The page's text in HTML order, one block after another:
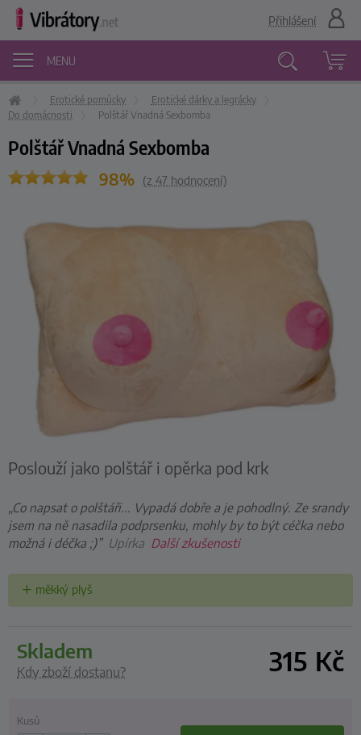
MENU
Přihlášení
Erotické pomůcky
Erotické dárky a legrácky
Do domácnosti
Polštář Vnadná Sexbomba
Polštář Vnadná Sexbomba
98% (z 47 hodnocení)
Poslouží jako polštář i opěrka pod krk
„Co napsat o polštáři... Vypadá dobře a je pohodlný. Ze srandy
jsem na ně nasadila podprsenku, mohly by to být céčka nebo
možná i déčka ;)” Upírka Další zkušenosti
měkký plyš
skladem
Kdy zboží dostanu? 315 Kč
Kusů